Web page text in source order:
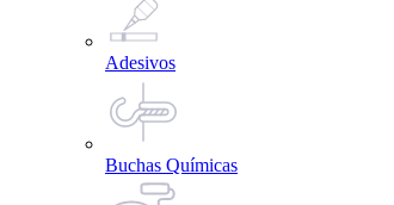
Adesivos
Buchas Químicas